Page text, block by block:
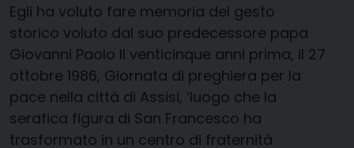
Egli ha voluto fare memoria del gesto
storico voluto dal suo predecessore papa
Giovanni Paolo II venticinque anni prima, il 27
ottobre 1986, Giornata di preghiera per la
pace nella città di Assisi, ‘luogo che la
serafica figura di San Francesco ha
trasformato in un centro di fraternità